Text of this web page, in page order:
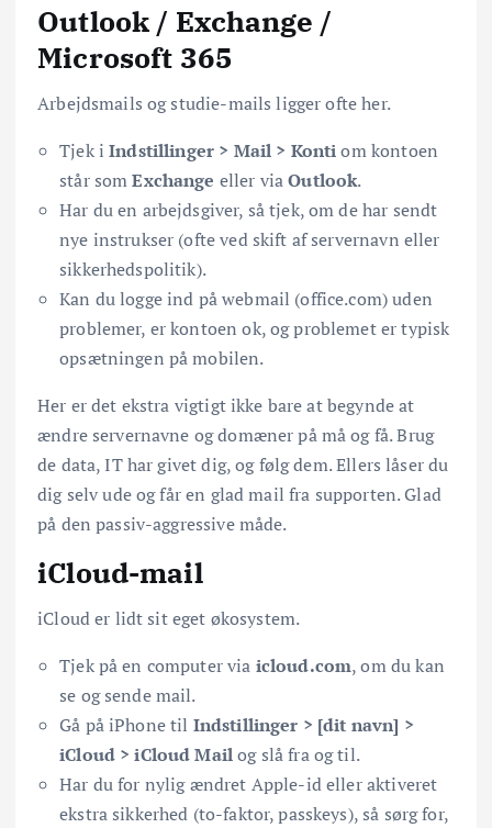
Outlook / Exchange /
Microsoft 365
Arbejdsmails og studie-mails ligger ofte her.
Tjek iIndstillinger > Mail > Kontiom kontoen
står somExchange eller viaOutlook.
Har du en arbejdsgiver, så tjek, om de har sendt
nye instrukser (ofte ved skift af servernavn eller
sikkerhedspolitik).
Kan du logge ind på webmail (office.com) uden
problemer, er kontoen ok, og problemet er typisk
opsætningen på mobilen.
Her er det ekstra vigtigt ikke bare at begynde at
ændre servernavne og domæner på må og få. Brug
de data, IT har givet dig, og følg dem. Ellers låser du
dig selv ude og får en glad mail fra supporten. Glad
på den passiv-aggressive måde.
iCloud-mail
iCloud er lidt sit eget økosystem.
Tjek på en computer via icloud.com, om du kan
se og sende mail.
Gå på iPhone til Indstillinger > [dit navn] >
iCloud > iCloud Mailog slå fra og til.
Har du for nylig ændret Apple-id eller aktiveret
ekstra sikkerhed (to-faktor, passkeys), så sørg for,